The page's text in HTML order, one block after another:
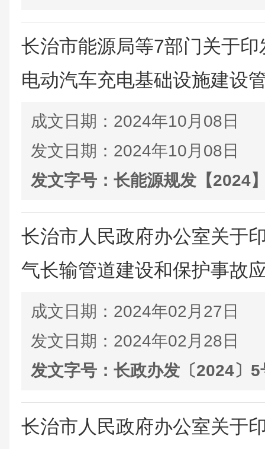
长治市能源局等7部门关于
电动汽车充电基础设施建设
成文日期： 2024年10月08日
发文日期： 2024年10月08日
发文字号： 长能源规发【2024
长治市人民政府办公室关于
气长输管道建设和保护事故
成文日期： 2024年02月27日
发文日期： 2024年02月28日
发文字号： 长政办发〔2024〕5
长治市人民政府办公室关于